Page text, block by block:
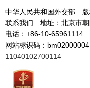
中华人民共和国外交部
联系我们 地址：北京市
电话：+86-10-65961114
网站标识码：
11040102700114